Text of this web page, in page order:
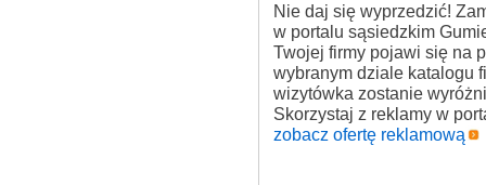
Nie daj się wyprzedzić!
w portalu sąsiedzkim
Twojej firmy pojawi się na
wybranym dziale katalogu
wizytówka zostanie
Skorzystaj z reklamy w
zobacz ofertę reklamową